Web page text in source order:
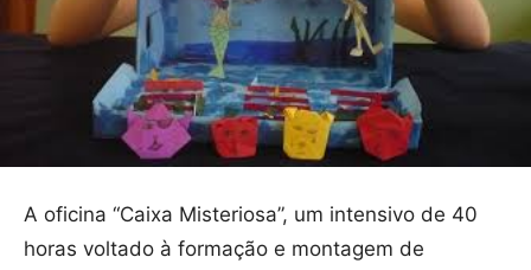
A oficina “Caixa Misteriosa”, um intensivo de 40
horas voltado à formação e montagem de